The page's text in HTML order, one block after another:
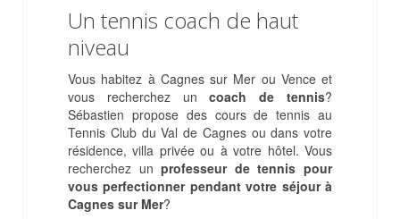
Un tennis coach de haut
niveau
Vous habitez à Cagnes sur Mer ou Vence et
vous recherchez uncoach de tennis?
Sébastien propose des cours de tennis au
Tennis Club du Val de Cagnes ou dans votre
résidence, villa privée ou à votre hôtel. Vous
recherchez unprofesseur de tennis pour
vous perfectionner pendant votre séjour à
Cagnes sur Mer?